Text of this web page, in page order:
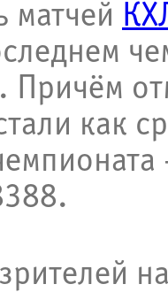
матчей
Причём
как